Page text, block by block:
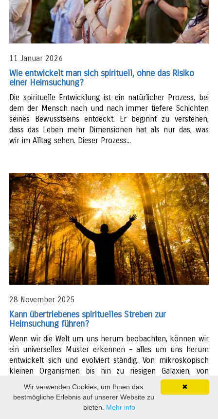
11 Januar 2026
Wie entwickelt man sich spirituell, ohne das Risiko
einer Heimsuchung?
Die spirituelle Entwicklung ist ein natürlicher Prozess, bei
dem der Mensch nach und nach immer tiefere Schichten
seines Bewusstseins entdeckt. Er beginnt zu verstehen,
dass das Leben mehr Dimensionen hat als nur das, was
wir im Alltag sehen. Dieser Prozess...
28 November 2025
Kann übertriebenes spirituelles Streben zur
Heimsuchung führen?
Wenn wir die Welt um uns herum beobachten, können wir
ein universelles Muster erkennen – alles um uns herum
entwickelt sich und evolviert ständig. Von mikroskopisch
kleinen Organismen bis hin zu riesigen Galaxien, von
einfachen Lebensformen bis hin zu komplexen
Ökosystemen...
✖
Wir verwenden Cookies, um Ihnen das
bestmögliche Erlebnis auf unserer Website zu
bieten. Mehr info